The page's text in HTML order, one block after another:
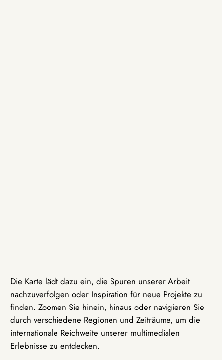
Die Karte lädt dazu ein, die Spuren unserer Arbeit
nachzuverfolgen oder Inspiration für neue Projekte zu
finden. Zoomen Sie hinein, hinaus oder navigieren Sie
durch verschiedene Regionen und Zeiträume, um die
internationale Reichweite unserer multimedialen
Erlebnisse zu entdecken.